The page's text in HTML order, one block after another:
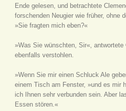
Ende gelesen, und betrachtete
forschenden Neugier wie früher, ohne
»Sie fragten mich eben?«
»Was Sie wünschten, Sir«,
ebenfalls verstohlen.
»Wenn Sie mir einen Schluck Ale
einem Tisch am Fenster, »und es mir
ich Ihnen sehr verbunden sein. Aber
Essen stören.«